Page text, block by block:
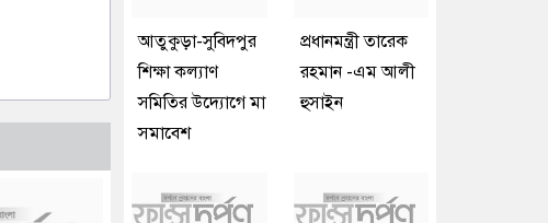
আতুকুড়া-সুবিদপুর
শিক্ষা কল্যাণ
সমিতির উদ্যোগে মা
সমাবেশ
প্রধানমন্ত্রী তারেক
রহমান -এম আলী
হুসাইন